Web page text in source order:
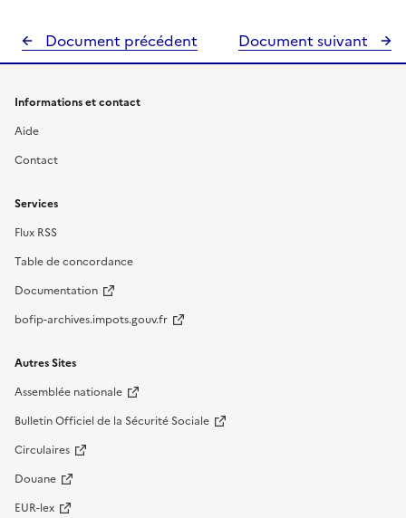
Document précédent Document suivant
Informations et contact
Aide
Contact
Services
Flux RSS
Table de concordance
Documentation
bofip-archives.impots.gouv.fr
Autres Sites
Assemblée nationale
Bulletin Officiel de la Sécurité Sociale
Circulaires
Douane
EUR-lex